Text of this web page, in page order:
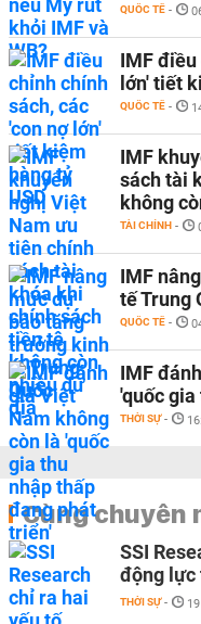
QUỐC TẾ -
IMF điều
lớn' tiết
QUỐC TẾ -
IMF
sách tài
không
TÀI CHÍNH -
IMF
tế Trung
QUỐC TẾ -
IMF
'quốc
THỜI SỰ -
Cùng chuyên
SSI
động lực
THỜI SỰ -